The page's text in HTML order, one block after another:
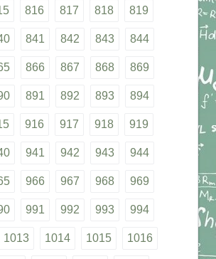
816 817 818 819
841 842 843 844
866 867 868 869
891 892 893 894
916 917 918 919
941 942 943 944
966 967 968 969
991 992 993 994
1013 1014 1015 1016